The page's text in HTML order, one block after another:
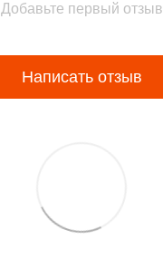
Добавьте первый отзыв
Написать отзыв